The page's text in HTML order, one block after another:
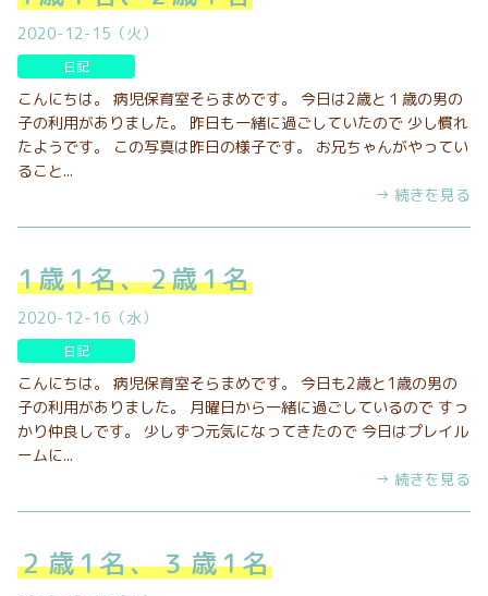
2020-12-15（火）
日記
こんにちは。 病児保育室そらまめです。 今日は2歳と１歳の男の
子の利用がありました。 昨日も一緒に過ごしていたので 少し慣れ
たようです。 この写真は昨日の様子です。 お兄ちゃんがやってい
ること...
→ 続きを見る
1歳1名、2歳1名
2020-12-16（水）
日記
こんにちは。 病児保育室そらまめです。 今日も2歳と1歳の男の
子の利用がありました。 月曜日から一緒に過ごしているので すっ
かり仲良しです。 少しずつ元気になってきたので 今日はプレイル
ームに...
→ 続きを見る
２歳1名、３歳1名